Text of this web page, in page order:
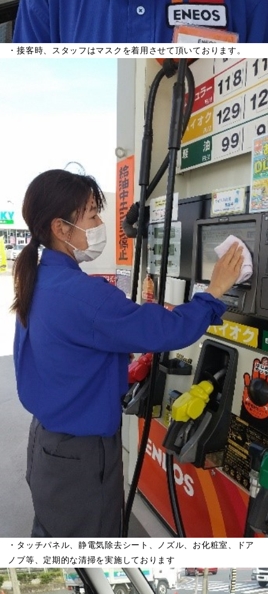
・接客時、スタッフはマスクを着用させて頂いております。
・タッチパネル、静電気除去シート、ノズル、お化粧室、ドア
ノブ等、定期的な清掃を実施しております